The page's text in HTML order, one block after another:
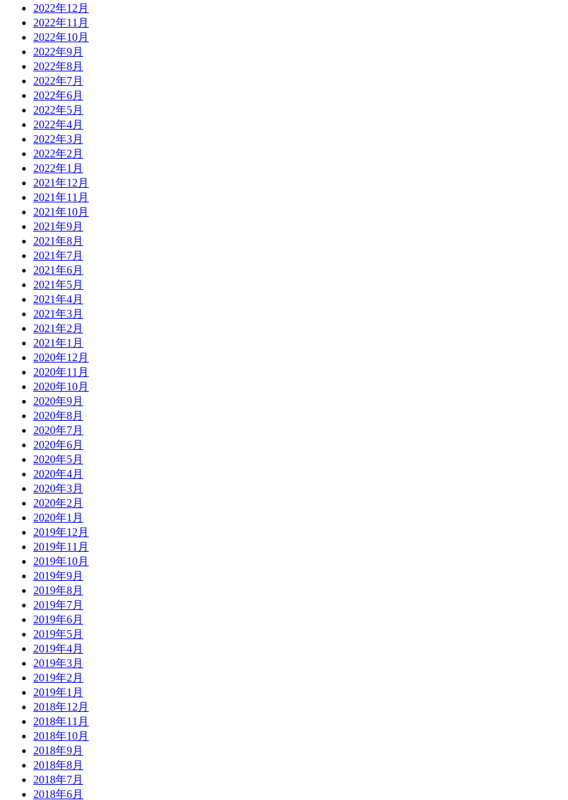
2022年12月
2022年11月
2022年10月
2022年9月
2022年8月
2022年7月
2022年6月
2022年5月
2022年4月
2022年3月
2022年2月
2022年1月
2021年12月
2021年11月
2021年10月
2021年9月
2021年8月
2021年7月
2021年6月
2021年5月
2021年4月
2021年3月
2021年2月
2021年1月
2020年12月
2020年11月
2020年10月
2020年9月
2020年8月
2020年7月
2020年6月
2020年5月
2020年4月
2020年3月
2020年2月
2020年1月
2019年12月
2019年11月
2019年10月
2019年9月
2019年8月
2019年7月
2019年6月
2019年5月
2019年4月
2019年3月
2019年2月
2019年1月
2018年12月
2018年11月
2018年10月
2018年9月
2018年8月
2018年7月
2018年6月